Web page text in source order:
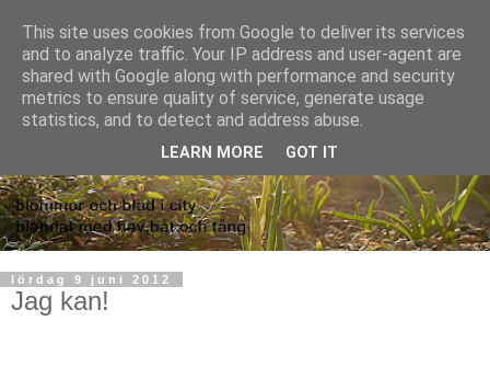
lördag 9 juni 2012
Jag kan!
This site uses cookies from Google to deliver its services
and to analyze traffic. Your IP address and user-agent are
shared with Google along with performance and security
metrics to ensure quality of service, generate usage
statistics, and to detect and address abuse.
LEARN MORE GOT IT